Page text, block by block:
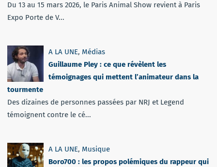
Du 13 au 15 mars 2026, le Paris Animal Show revient à Paris
Expo Porte de V...
A LA UNE, Médias
Guillaume Pley : ce que révèlent les
témoignages qui mettent l’animateur dans la
tourmente
Des dizaines de personnes passées par NRJ et Legend
témoignent contre le cé...
A LA UNE, Musique
Boro700 : les propos polémiques du rappeur qui